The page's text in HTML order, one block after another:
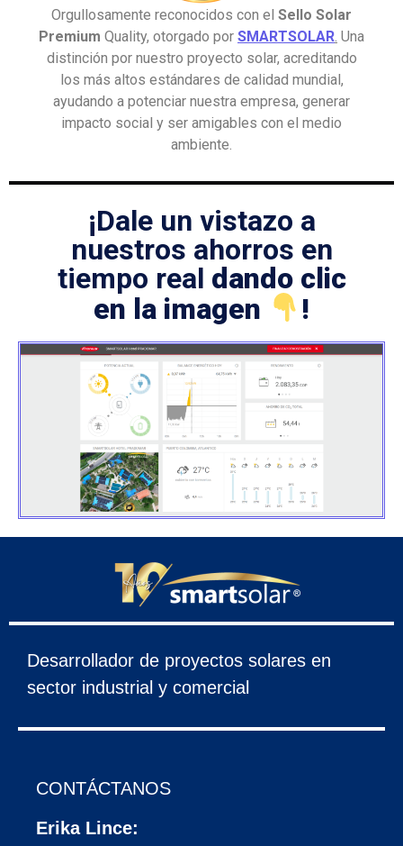
Orgullosamente reconocidos con el Sello Solar
Premium Quality, otorgado por SMARTSOLAR Una
distinción por nuestro proyecto solar, acreditando
los más altos estándares de calidad mundial,
ayudando a potenciar nuestra empresa, generar
impacto social y ser amigables con el medio
ambiente.
¡Dale un vistazo a
nuestros ahorros en
tiempo real dando clic
en la imagen
!
Desarrollador de proyectos solares en
sector industrial y comercial
CONTÁCTANOS
Erika Lince: